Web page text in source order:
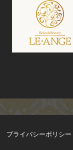
プライバシーポリシー